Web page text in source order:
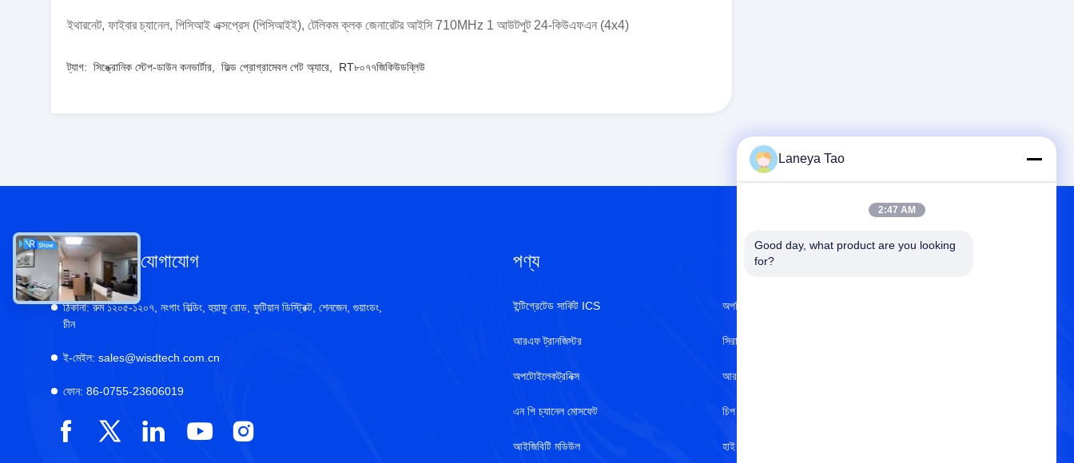
ইথারনেট, ফাইবার চ্যানেল, পিসিআই এক্সপ্রেস (পিসিআইই), টেলিকম ক্লক জেনারেটর আইসি 710MHz 1 আউটপুট 24-কিউএফএন (4x4)
ট্যাগ: সিঙ্ক্রোনিক স্টেপ-ডাউন কনভার্টার ফিল্ড প্রোগ্রামেবল গেট অ্যারে RT৮০৭৭জিকিউডব্লিউ
আমাদের সাথে যোগাযোগ
ঠিকানা:রুম ১২০৫-১২০৭, নংগাং বিল্ডিং, হুয়াফু রোড, ফুটিয়ান ডিস্ট্রিক্ট, শেনজেন, গুয়াংডং,
চীন
ই-মেইল: sales@wisdtech.com.cn
ফোন: 86-0755-23606019
পণ্য
ইন্টিগ্রেটেড সার্কিট ICS
আরএফ ট্রানজিস্টর
অপটোইলেকট্রনিক্স
এন পি চ্যানেল মোসফেট
আইজিবিটি মডিউল
অপটিক্যাল সেন্সর
সিরামিক ক্যাপাসিটার
আরএফ ইন্ডাক্টর
চিপ রেজিস্টর
হাই পাওয়ার এলইডি
Laneya Tao
2:47 AM
Good day, what product are you looking
for?